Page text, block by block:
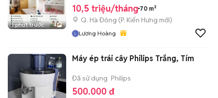
1 phút trước 4
10,5 triệu/tháng 70 m²
Q. Hà Đông (P. Kiến Hưng mới)
Lương Hoàng
Máy ép trái cây Philips Trắng, Tím
Đã sử dụng Philips
500.000 đ